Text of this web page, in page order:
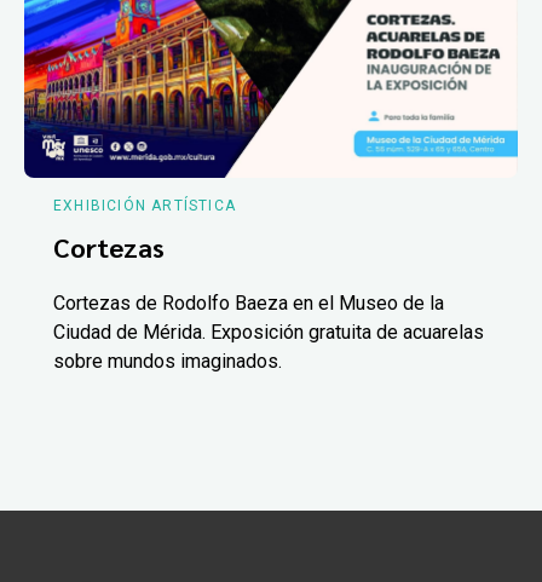
EXHIBICIÓN ARTÍSTICA
Cortezas
Cortezas de Rodolfo Baeza en el Museo de la
Ciudad de Mérida. Exposición gratuita de acuarelas
sobre mundos imaginados.